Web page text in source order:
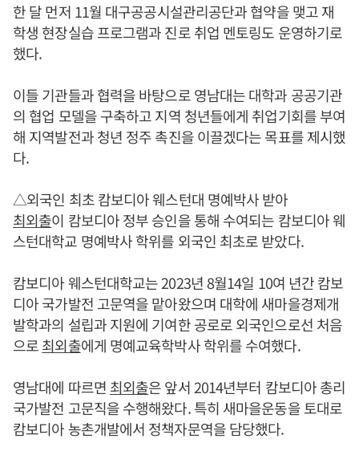
한 달 먼저 11월 대구공공시설관리공단과 협약을 맺고 재
학생 현장실습 프로그램과 진로 취업 멘토링도 운영하기로
했다.
이들 기관들과 협력을 바탕으로 영남대는 대학과 공공기관
의 협업 모델을 구축하고 지역 청년들에게 취업기회를 부여
해 지역발전과 청년 정주 촉진을 이끌겠다는 목표를 제시했
다.
△외국인 최초 캄보디아 웨스턴대 명예박사 받아
최외출이 캄보디아 정부 승인을 통해 수여되는 캄보디아 웨
스턴대학교 명예박사 학위를 외국인 최초로 받았다.
캄보디아 웨스턴대학교는 2023년 8월14일 10여 년간 캄보
디아 국가발전 고문역을 맡아왔으며 대학에 새마을경제개
발학과의 설립과 지원에 기여한 공로로 외국인으로선 처음
으로최외출에게 명예교육학박사 학위를 수여했다.
영남대에 따르면 최외출은 앞서 2014년부터 캄보디아 총리
국가발전 고문직을 수행해왔다. 특히 새마을운동을 토대로
캄보디아 농촌개발에서 정책자문역을 담당했다.